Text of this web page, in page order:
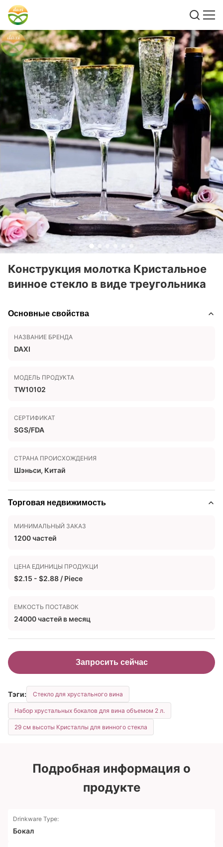
Конструкция молотка Кристальное
винное стекло в виде треугольника
Основные свойства
НАЗВАНИЕ БРЕНДА
DAXI
МОДЕЛЬ ПРОДУКТА
TW10102
СЕРТИФИКАТ
SGS/FDA
СТРАНА ПРОИСХОЖДЕНИЯ
Шэньси, Китай
Торговая недвижимость
МИНИМАЛЬНЫЙ ЗАКАЗ
1200 частей
ЦЕНА ЕДИНИЦЫ ПРОДУКЦИ
$2.15 - $2.88 / Piece
ЕМКОСТЬ ПОСТАВОК
24000 частей в месяц
Запросить сейчас
Тэги: Стекло для хрустального вина
Набор хрустальных бокалов для вина объемом 2 л.
29 см высоты Кристаллы для винного стекла
Подробная информация о
продукте
Drinkware Type:
Бокал